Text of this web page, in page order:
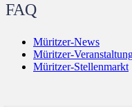
FAQ
Müritzer-News
Müritzer-
Müritzer-Stellenmarkt